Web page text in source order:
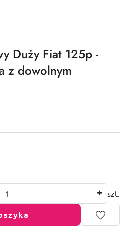
Duży Fiat 125p -
z dowolnym
szt.